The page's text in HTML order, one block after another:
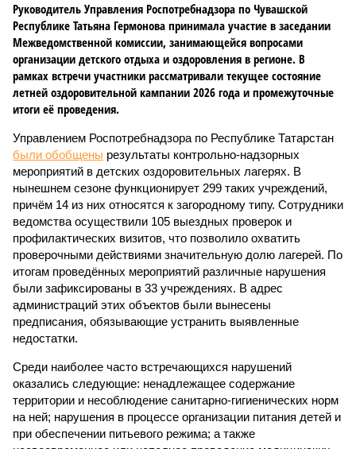
Руководитель Управления Роспотребнадзора по Чувашской
Республике Татьяна Гермонова принимала участие в заседании
Межведомственной комиссии, занимающейся вопросами
организации детского отдыха и оздоровления в регионе. В
рамках встречи участники рассматривали текущее состояние
летней оздоровительной кампании 2026 года и промежуточные
итоги её проведения.
Управлением Роспотребнадзора по Республике Татарстан
были обобщены результаты контрольно-надзорных
мероприятий в детских оздоровительных лагерях. В
нынешнем сезоне функционирует 299 таких учреждений,
причём 14 из них относятся к загородному типу. Сотрудники
ведомства осуществили 105 выездных проверок и
профилактических визитов, что позволило охватить
проверочными действиями значительную долю лагерей. По
итогам проведённых мероприятий различные нарушения
были зафиксированы в 33 учреждениях. В адрес
администраций этих объектов были вынесены
предписания, обязывающие устранить выявленные
недостатки.
Среди наиболее часто встречающихся нарушений
оказались следующие: ненадлежащее содержание
территории и несоблюдение санитарно-гигиенических норм
на ней; нарушения в процессе организации питания детей и
при обеспечении питьевого режима; а также